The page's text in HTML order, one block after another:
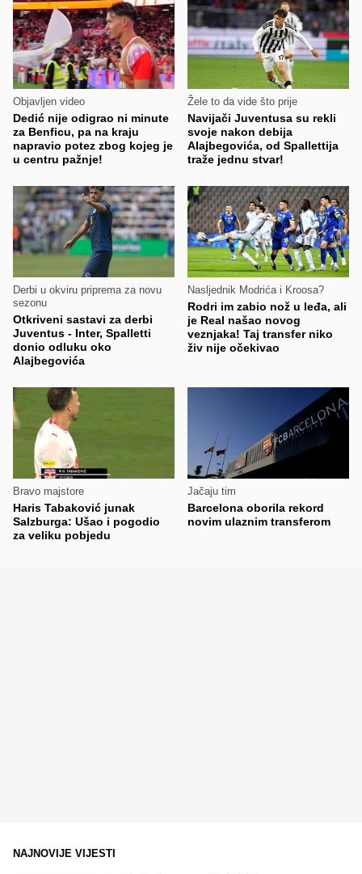
Objavljen video
Dedić nije odigrao ni minute
za Benficu, pa na kraju
napravio potez zbog kojeg je
u centru pažnje!
Žele to da vide što prije
Navijači Juventusa su rekli
svoje nakon debija
Alajbegovića, od Spallettija
traže jednu stvar!
Derbi u okviru priprema za novu
sezonu
Otkriveni sastavi za derbi
Juventus - Inter, Spalletti
donio odluku oko
Alajbegovića
Nasljednik Modrića i Kroosa?
Rodri im zabio nož u leđa, ali
je Real našao novog
veznjaka! Taj transfer niko
živ nije očekivao
Bravo majstore
Haris Tabaković junak
Salzburga: Ušao i pogodio
za veliku pobjedu
Jačaju tim
Barcelona oborila rekord
novim ulaznim transferom
NAJNOVIJE VIJESTI